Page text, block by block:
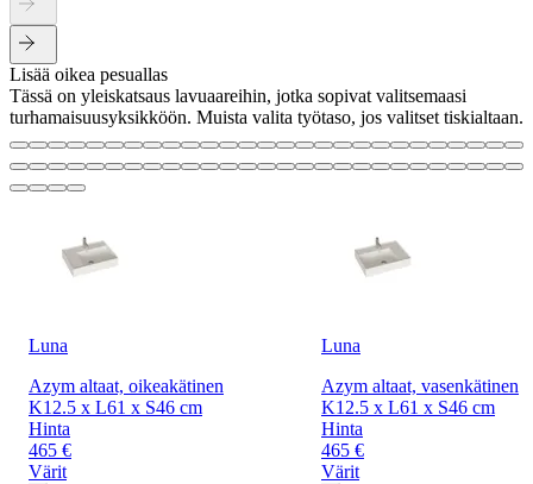
Lisää oikea pesuallas
Tässä on yleiskatsaus lavuaareihin, jotka sopivat valitsemaasi
turhamaisuusyksikköön. Muista valita työtaso, jos valitset tiskialtaan.
Luna
Azym altaat, oikeakätinen
K12.5 x L61 x S46 cm
Hinta
465 €
Värit
Luna
Azym altaat, vasenkätinen
K12.5 x L61 x S46 cm
Hinta
465 €
Värit